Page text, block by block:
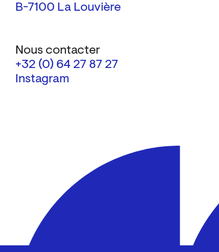
B-7100 La Louvière
Nous contacter
+32 (0) 64 27 87 27
Instagram